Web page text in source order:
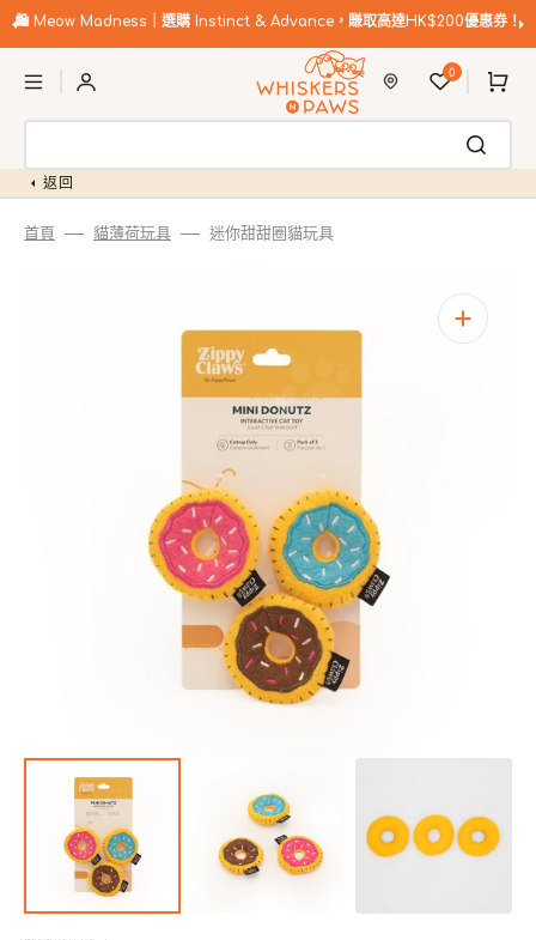
至
容
🛍️ Meow Madness｜選購 Instinct & Advance，賺取高達HK$200優惠券！
0
購
物
返回
首頁 貓薄荷玩具 迷你甜甜圈貓玩具
開
啟
圖
庫
檢
視
中
的
精
體
檔
案